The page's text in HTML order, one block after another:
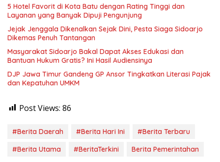
5 Hotel Favorit di Kota Batu dengan Rating Tinggi dan
Layanan yang Banyak Dipuji Pengunjung
Jejak Jenggala Dikenalkan Sejak Dini, Pesta Siaga Sidoarjo
Dikemas Penuh Tantangan
Masyarakat Sidoarjo Bakal Dapat Akses Edukasi dan
Bantuan Hukum Gratis? Ini Hasil Audiensinya
DJP Jawa Timur Gandeng GP Ansor Tingkatkan Literasi Pajak
dan Kepatuhan UMKM
Post Views: 86
#Berita Daerah #Berita Hari Ini
#Berita Terbaru
#Berita Utama
#BeritaTerkini Berita Pemerintahan